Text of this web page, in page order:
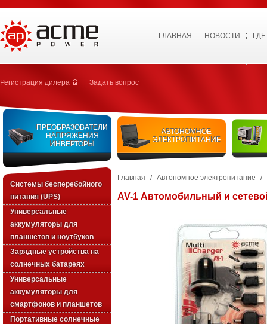
ГЛАВНАЯ НОВОСТИ
Регистрация дилера Задать вопрос
ПРЕОБРАЗОВАТЕЛИ
НАПРЯЖЕНИЯ
ИНВЕРТОРЫ
АВТОНОМНОЕ
ЭЛЕКТРОПИТАНИЕ
Системы бесперебойного
питания (UPS)
Универсальные
аккумуляторы для
планшетов и ноутбуков
Зарядные устройства на
солнечных батареях
Универсальные
аккумуляторы для
смартфонов и планшетов
Портативные солнечные
Главная / Автономное электропитание /
AV-1 Автомобильный и